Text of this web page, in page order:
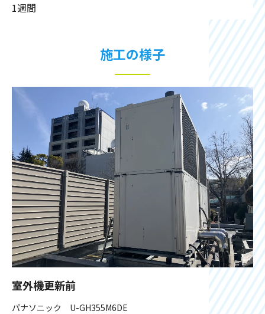
1週間
施工の様子
室外機更新前
パナソニック U-GH355M6DE